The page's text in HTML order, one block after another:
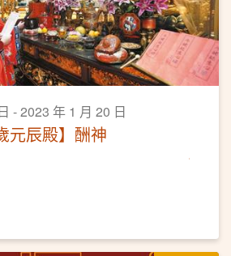
- 2023 年 1 月 20 日
元辰殿】酬神